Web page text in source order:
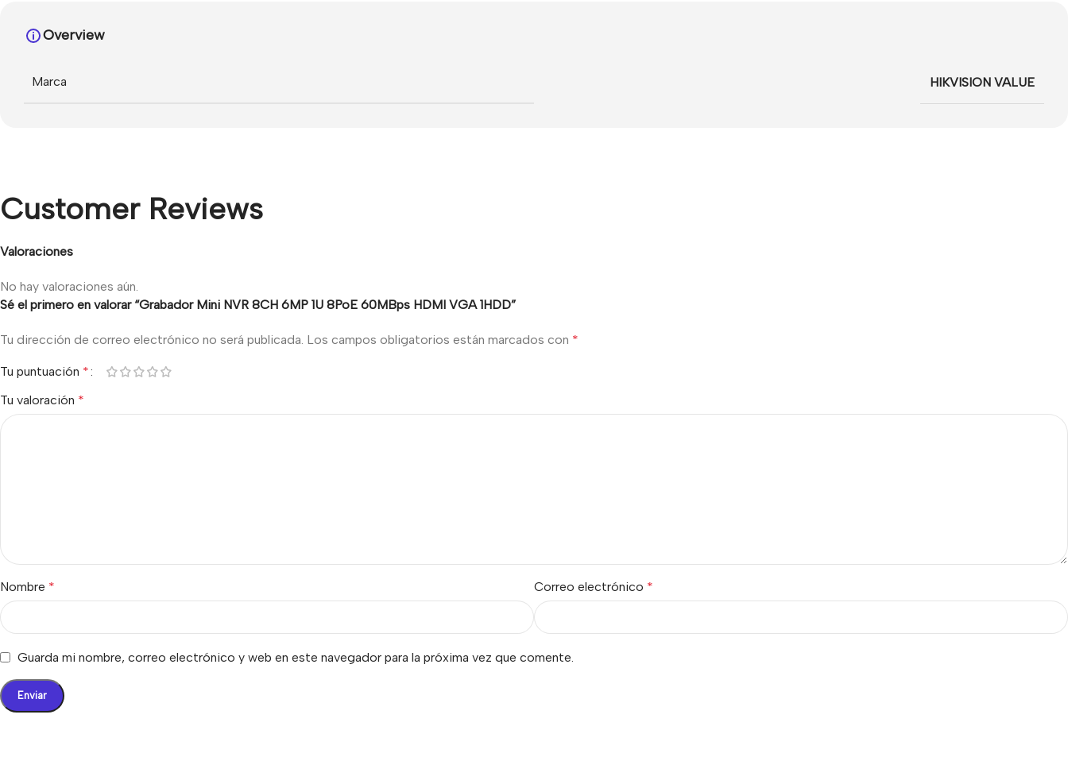
Overview
Marca HIKVISION VALUE
Customer Reviews
Valoraciones
No hay valoraciones aún.
Sé el primero en valorar “Grabador Mini NVR 8CH 6MP 1U 8PoE 60MBps HDMI VGA 1HDD”
Tu dirección de correo electrónico no será publicada. Los campos obligatorios están marcados con *
Tu puntuación *
Tu valoración *
Nombre * Correo electrónico *
Guarda mi nombre, correo electrónico y web en este navegador para la próxima vez que comente.